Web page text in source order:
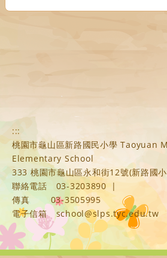
:::
桃園市龜山區新路國民小學 Taoyuan
Elementary School
333 桃園市龜山區永和街12號(新路國
聯絡電話
03-3203890
|
傳真
03-3505995
電子信箱
school@slps.tyc.edu.tw